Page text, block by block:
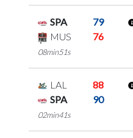
SPA
79
MUS
76
08min51s
LAL
88
SPA
90
02min41s